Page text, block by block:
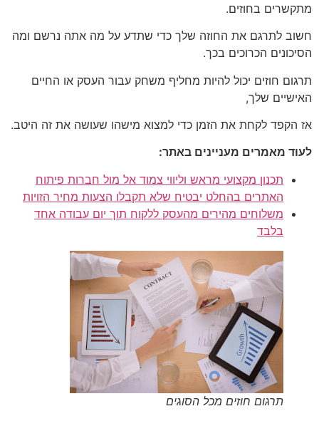
מתקשרים בחוזים.
חשוב לתרגם את החוזה שלך כדי שתדע על מה אתה נרשם ומה
הסיכונים הכרוכים בכך.
תרגום חוזים יכול להיות מחליף משחק עבור העסק או החיים
האישיים שלך,
אז הקפד לקחת את הזמן כדי למצוא מישהו שעושה את זה היטב.
לעוד מאמרים מעניינים באתר:
תכנון מקצועי מראש וליווי צמוד אל מול חברות פיתוח
האתרים בהחלט יבטיח שלא תקבלו הצעות מחיר הזויות
משלוחים מהירים מהעסק ללקוח תוך יום עבודה אחד
בלבד
תרגום חוזים מכל הסוגים